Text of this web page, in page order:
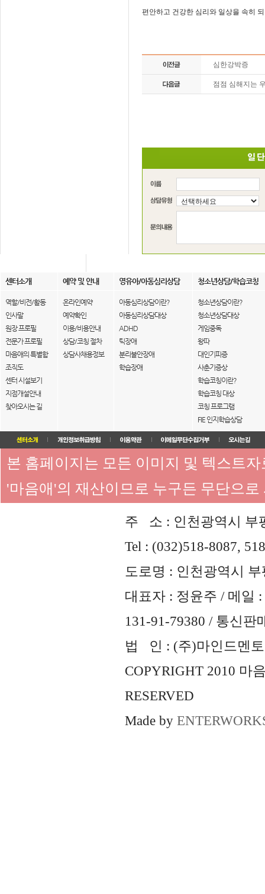
편안하고 건강한 심리와 일상을 속히
심한강박증
점점 심해지는
센터소개 예약 및 안내 영유아/아동심리상담 청소년상담/학습코칭
역할/비전/활동
인사말
원장 프로필
전문가 프로필
마음애의 특별함
조직도
센터 시설보기
지점개설안내
찾아오시는 길
온라인예약
예약확인
이용/비용안내
상담/코칭 절차
상담사채용정보
아동심리상담이란?
아동심리상담대상
ADHD
틱장애
분리불안장애
학습장애
청소년상담이란?
청소년상담대상
게임중독
왕따
대인기피증
사춘기증상
학습코칭이란?
학습코칭 대상
코칭 프로그램
FIE 인지학습상담
본 홈페이지는 모든 이미지 및 텍스트
'마음애'의 재산이므로 누구든 무단으
주 소 : 인천광역시 부
Tel : (032)518-8087,
도로명 : 인천광역시
대표자 : 정윤주 / 메일 :
131-91-79380 / 통신판
법 인 : (주)마인드멘토
COPYRIGHT 2010 마
RESERVED
Made by